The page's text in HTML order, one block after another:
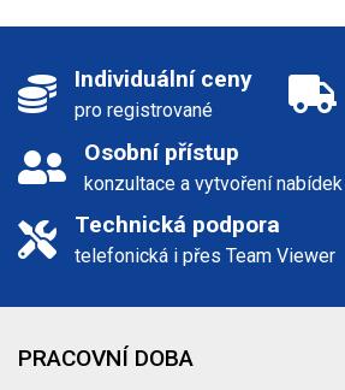
Individuální ceny
pro registrované
Osobní přístup
konzultace a vytvoření nabídek
Technická podpora
telefonická i přes Team Viewer
PRACOVNÍ DOBA